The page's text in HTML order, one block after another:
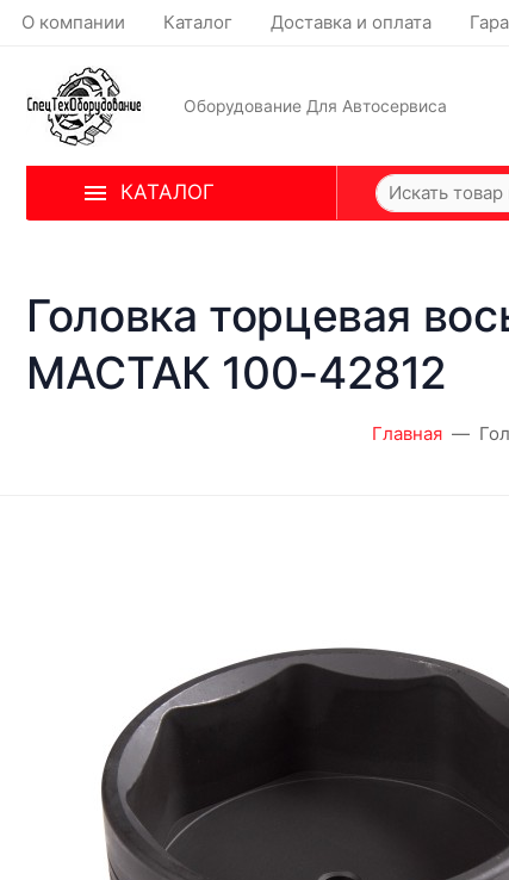
О компании Каталог Доставка и оплата
Оборудование Для Автосервиса
КАТАЛОГ
Головка торцевая
МАСТАК 100-42812
Главная